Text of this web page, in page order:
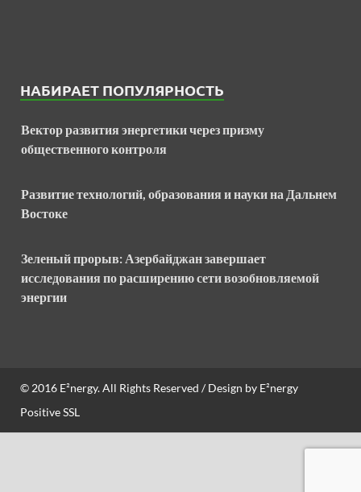
НАБИРАЕТ ПОПУЛЯРНОСТЬ
Вектор развития энергетики через призму
общественного контроля
Развитие технологий, образования и науки на Дальнем
Востоке
Зеленый прорыв: Азербайджан завершает
исследования по расширению сети возобновляемой
энергии
© 2016 E²nergy. All Rights Reserved / Design by E²nergy
Positive SSL